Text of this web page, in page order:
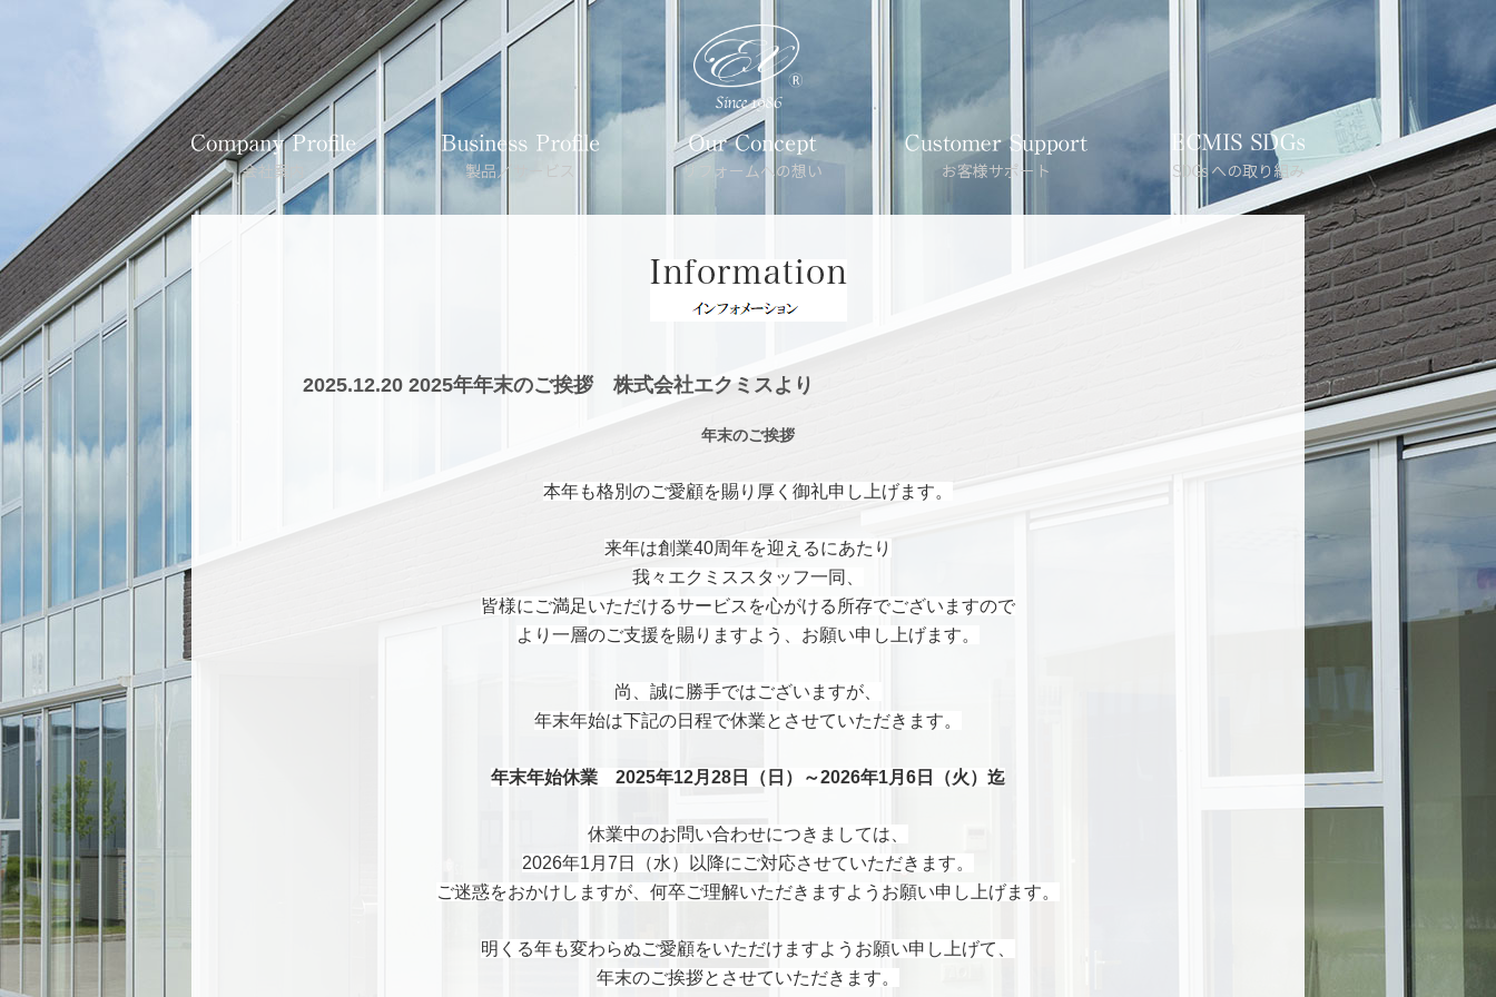
2025.12.20 2025年年末のご挨拶 株式会社エクミスより
年末のご挨拶
本年も格別のご愛顧を賜り厚く御礼申し上げます。
来年は創業40周年を迎えるにあたり
我々エクミススタッフ一同、
皆様にご満足いただけるサービスを心がける所存でございますので
より一層のご支援を賜りますよう、お願い申し上げます。
尚、誠に勝手ではございますが、
年末年始は下記の日程で休業とさせていただきます。
年末年始休業 2025年12月28日（日）～2026年1月6日（火）迄
休業中のお問い合わせにつきましては、
2026年1月7日（水）以降にご対応させていただきます。
ご迷惑をおかけしますが、何卒ご理解いただきますようお願い申し上げます。
明くる年も変わらぬご愛顧をいただけますようお願い申し上げて、
年末のご挨拶とさせていただきます。